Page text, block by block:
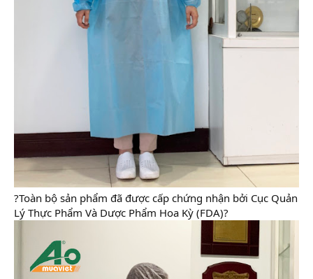
?Toàn bộ sản phẩm đã được cấp chứng nhận bởi Cục Quản
Lý Thực Phẩm Và Dược Phẩm Hoa Kỳ (FDA)?